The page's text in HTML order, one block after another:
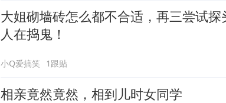
大姐砌墙砖怎么都不合适，再三尝试
人在捣鬼！
小Q爱搞笑 1跟贴
相亲竟然竟然，相到儿时女同学